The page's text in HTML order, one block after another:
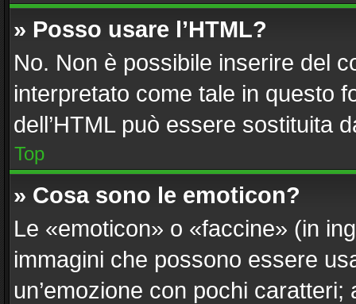
» Posso usare l’HTML?
No. Non è possibile inserire del
interpretato come tale in questo
dell’HTML può essere sostituita
Top
» Cosa sono le emoticon?
Le «emoticon» o «faccine» (in
immagini che possono essere
un’emozione con pochi